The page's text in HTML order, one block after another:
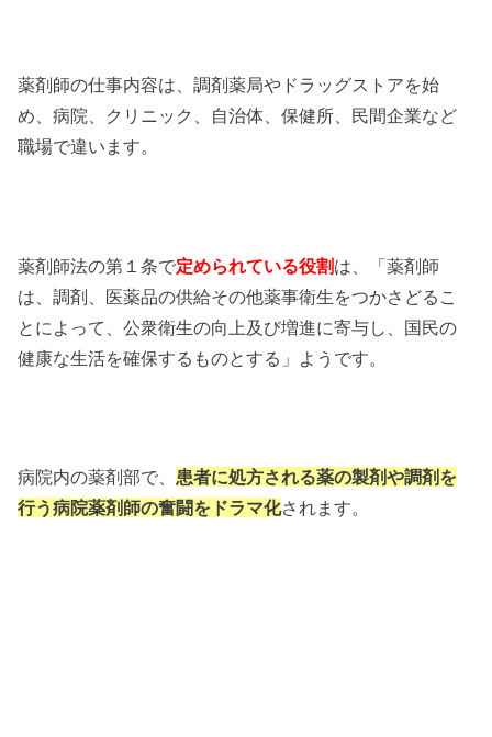
薬剤師の仕事内容は、調剤薬局やドラッグストアを始
め、病院、クリニック、自治体、保健所、民間企業など
職場で違います。
薬剤師法の第１条で定められている役割は、「薬剤師
は、調剤、医薬品の供給その他薬事衛生をつかさどるこ
とによって、公衆衛生の向上及び増進に寄与し、国民の
健康な生活を確保するものとする」ようです。
病院内の薬剤部で、 患者に処方される薬の製剤や調剤を
行う病院薬剤師の奮闘をドラマ化されます。